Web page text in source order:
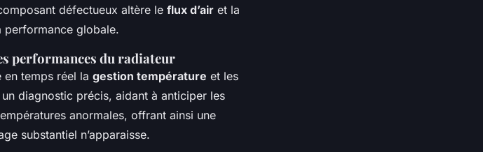
défectueux altère le flux d’air et la
performance globale.
performances du radiateur
temps réel la gestion température et les
diagnostic précis, aidant à anticiper les
anormales, offrant ainsi une
substantiel n’apparaisse.